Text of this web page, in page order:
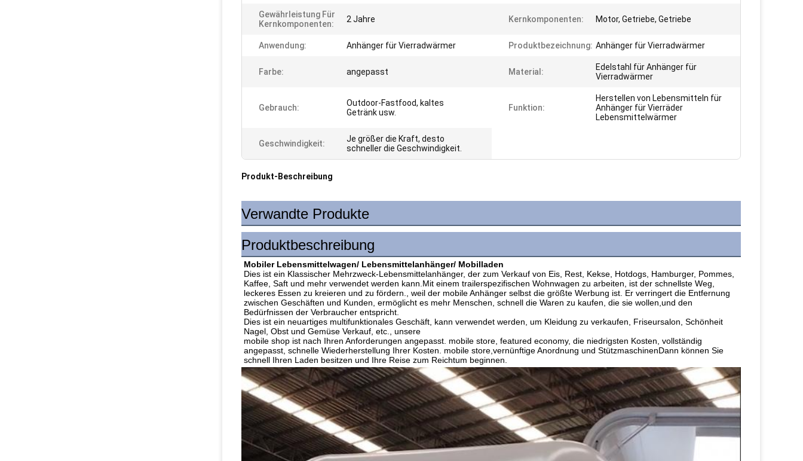
Gewährleistung Für
Kernkomponenten:
2 Jahre Kernkomponenten: Motor, Getriebe, Getriebe
Anwendung: Anhänger für Vierradwärmer Produktbezeichnung: Anhänger für Vierradwärmer
Farbe: angepasst Material:
Edelstahl für Anhänger für
Vierradwärmer
Gebrauch:
Outdoor-Fastfood, kaltes
Getränk usw.
Funktion:
Herstellen von Lebensmitteln für
Anhänger für Vierräder
Lebensmittelwärmer
Geschwindigkeit:
Je größer die Kraft, desto
schneller die Geschwindigkeit.
Produkt-Beschreibung
Verwandte Produkte
Produktbeschreibung
Mobiler Lebensmittelwagen/ Lebensmittelanhänger/ Mobilladen
Dies ist ein Klassischer Mehrzweck-Lebensmittelanhänger, der zum Verkauf von Eis, Rest, Kekse, Hotdogs, Hamburger, Pommes,
Kaffee, Saft und mehr verwendet werden kann.Mit einem trailerspezifischen Wohnwagen zu arbeiten, ist der schnellste Weg,
leckeres Essen zu kreieren und zu fördern., weil der mobile Anhänger selbst die größte Werbung ist. Er verringert die Entfernung
zwischen Geschäften und Kunden, ermöglicht es mehr Menschen, schnell die Waren zu kaufen, die sie wollen,und den
Bedürfnissen der Verbraucher entspricht.
Dies ist ein neuartiges multifunktionales Geschäft, kann verwendet werden, um Kleidung zu verkaufen, Friseursalon, Schönheit
Nagel, Obst und Gemüse Verkauf, etc., unsere
mobile shop ist nach Ihren Anforderungen angepasst. mobile store, featured economy, die niedrigsten Kosten, vollständig
angepasst, schnelle Wiederherstellung Ihrer Kosten. mobile store,vernünftige Anordnung und StützmaschinenDann können Sie
schnell Ihren Laden besitzen und Ihre Reise zum Reichtum beginnen.